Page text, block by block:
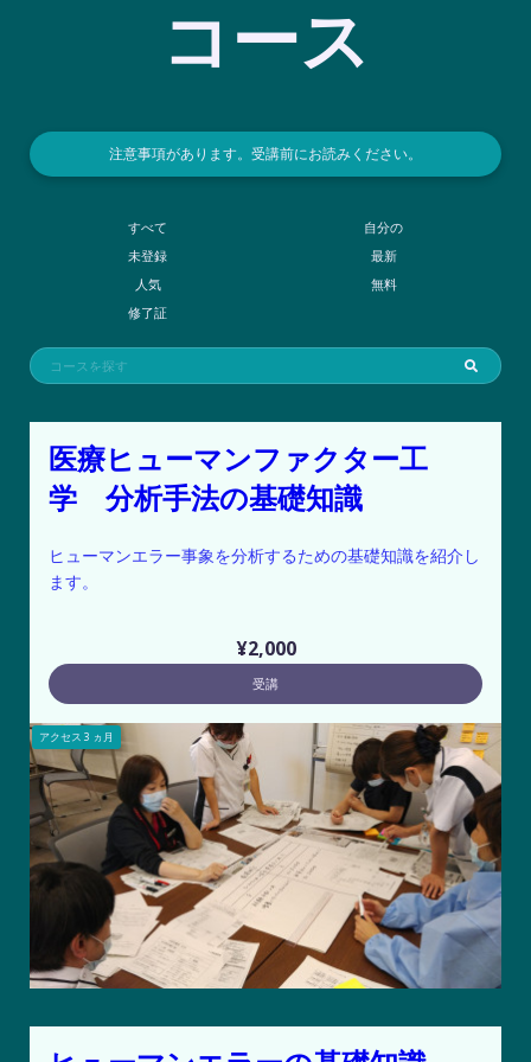
コース
注意事項があります。受講前にお読みください。
すべて
自分の
未登録
最新
人気
無料
修了証
医療ヒューマンファクター工
学 分析手法の基礎知識
ヒューマンエラー事象を分析するための基礎知識を紹介し
ます。
¥2,000
受講
アクセス 3 ヵ月